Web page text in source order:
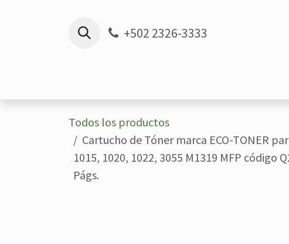
+502 2326-3333
Todos los productos
Cartucho de Tóner marca ECO-TONER
1015, 1020, 1022, 3055 M1319 MFP código
Págs.